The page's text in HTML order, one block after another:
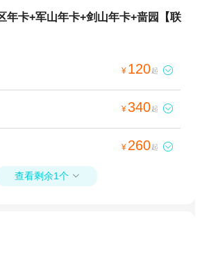
年卡+军山年卡+剑山年卡+啬园【联
¥ 120起 
¥340起 
¥ 260起 
查看剩余1个 